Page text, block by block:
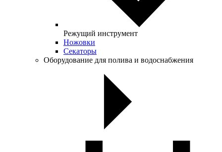
Режущий инструмент
Ножовки
Секаторы
Оборудование для полива и водоснабжения